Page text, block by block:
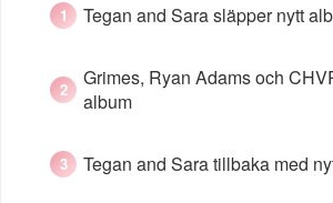
Tegan and Sara släpper nytt
Grimes, Ryan Adams och
album
Tegan and Sara tillbaka med